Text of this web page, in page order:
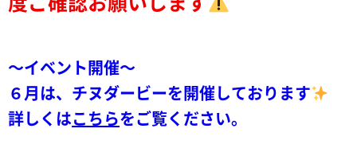
～イベント開催～
６月は、チヌダービーを開催しております
詳しくはこちらをご覧ください。